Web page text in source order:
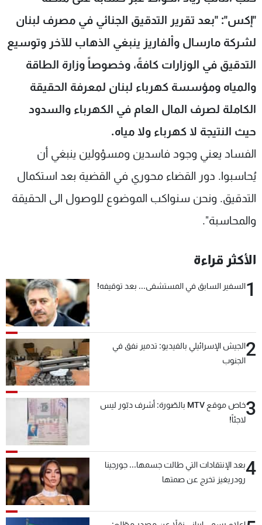
"إكس": "بعد تقرير التدقيق الجنائي في مصرف لبنان
لشركة مارسال وألفاريز ينبغي الذهاب للآخر وتوسيع
التدقيق في الوزارات كافةً، وخصوصاً وزارة الطاقة
والمياه ومؤسسة كهرباء لبنان لمعرفة الحقيقة
الكاملة لصرف المال العام في الكهرباء والسدود
حيث النتيجة لا كهرباء ولا مياه.
الفساد يعني وجود فاسدين ومسؤولين ينبغي أن
يُحاسبوا. دور القضاء محوري في القضية بعد استكمال
التدقيق. ونحن سنواكب الموضوع للوصول الى الحقيقة
والمحاسبة".
الأكثر قراءة
1السفير السابق في المستشفى... بعد توقيفه!
2الجيش الإسرائيلي بالفيديو: تدمير نفق في
الجنوب
3
خاص موقع MTV بالصّورة: أشرف دبّور ليس
لاجئاً!
4بعد الإنتقادات التي طالت جسمها... جورجينا
رودريغيز تخرج عن صمتها
شاهد البرامج
الترددات
عن MTV
لاعلاناتكم
وظائف
شروط الإسـتخدام
سياسة الخصوصية